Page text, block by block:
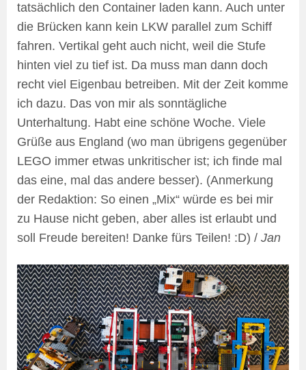
tatsächlich den Container laden kann. Auch unter
die Brücken kann kein LKW parallel zum Schiff
fahren. Vertikal geht auch nicht, weil die Stufe
hinten viel zu tief ist. Da muss man dann doch
recht viel Eigenbau betreiben. Mit der Zeit komme
ich dazu. Das von mir als sonntägliche
Unterhaltung. Habt eine schöne Woche. Viele
Grüße aus England (wo man übrigens gegenüber
LEGO immer etwas unkritischer ist; ich finde mal
das eine, mal das andere besser). (Anmerkung
der Redaktion: So einen „Mix“ würde es bei mir
zu Hause nicht geben, aber alles ist erlaubt und
soll Freude bereiten! Danke fürs Teilen! :D) / Jan